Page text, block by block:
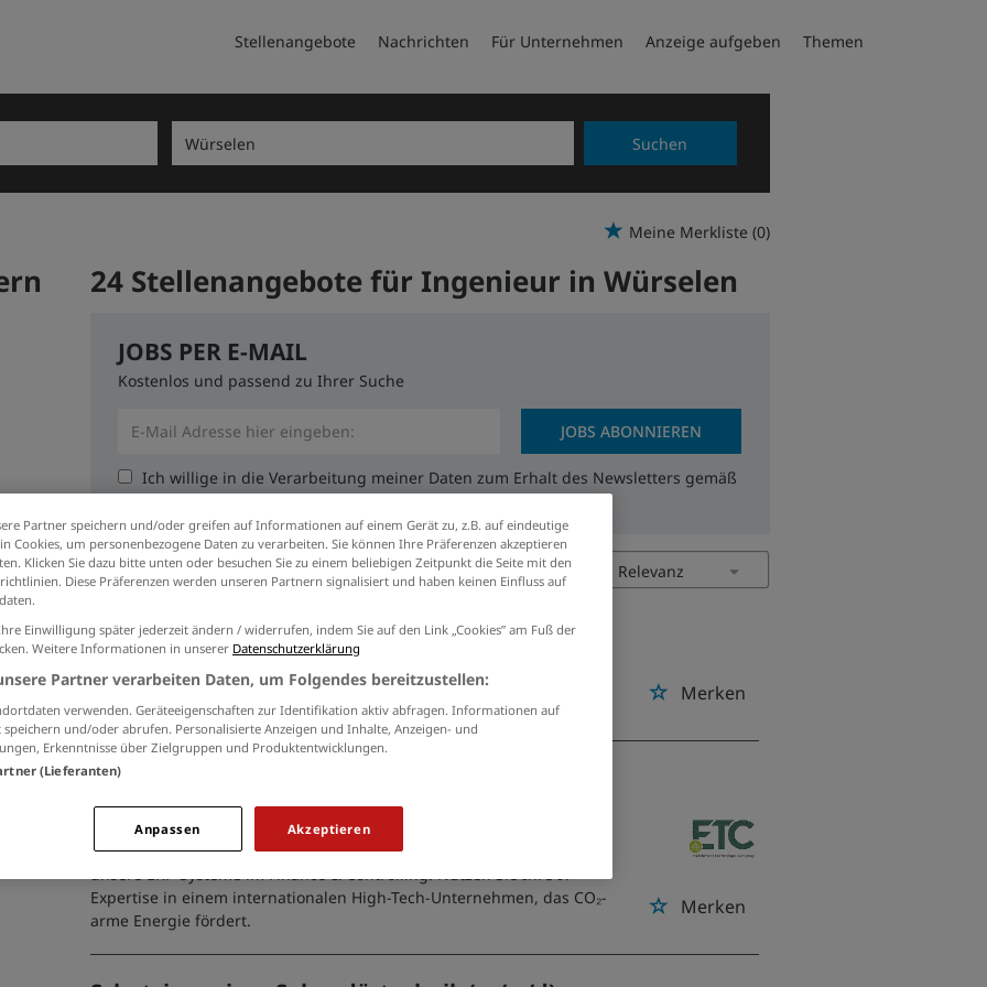
Stellenangebote Nachrichten Für Unternehmen Anzeige aufgeben Themen
Suchen
Meine Merkliste (0)
24 Stellenangebote für Ingenieur in Würselen
JOBS PER E-MAIL
Kostenlos und passend zu Ihrer Suche
JOBS ABONNIEREN
Ich willige in die Verarbeitung meiner Daten zum Erhalt des Newsletters gemäß
derDatenschutzinformationenein.
Bau-Ingenieur (m/w/d)
Merken
25.07.2026 / SiGeKo / Stolberg (Rhld.)
SAP Engineer FI/CO (m/w/d)
Merken
31.07.2026 /Enrichment Technology Company Limited
Werden Sie SAP Engineer FI/CO (m/w/d) bei ETC und optimieren Sie
unsere ERP-Systeme im Finance & Controlling. Nutzen Sie Ihre IT-
Expertise in einem internationalen High-Tech-Unternehmen, das CO₂-
arme Energie fördert.
Partner speichern und/oder greifen auf Informationen auf einem Gerät zu, z.B. auf eindeutige
Cookies, um personenbezogene Daten zu verarbeiten. Sie können Ihre Präferenzen akzeptieren
Klicken Sie dazu bitte unten oder besuchen Sie zu einem beliebigen Zeitpunkt die Seite mit den
Diese Präferenzen werden unseren Partnern signalisiert und haben keinen Einfluss auf
Einwilligung später jederzeit ändern / widerrufen, indem Sie auf den Link „Cookies” am Fuß der
Weitere Informationen in unserer Datenschutzerklärung
Partner verarbeiten Daten, um Folgendes bereitzustellen:
verwenden. Geräteeigenschaften zur Identifikation aktiv abfragen. Informationen auf
speichern und/oder abrufen. Personalisierte Anzeigen und Inhalte, Anzeigen- und
Erkenntnisse über Zielgruppen und Produktentwicklungen.
(Lieferanten)
Akzeptieren
Anpassen